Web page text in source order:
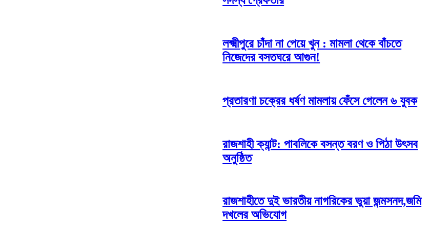
লক্ষ্মীপুরে চাঁদা না পেয়ে খুন : মামলা থেকে বাঁচতে
নিজেদের বসতঘরে আগুন!
প্রতারণা চক্রের ধর্ষণ মামলায় ফেঁসে গেলেন ৬ যুবক
রাজশাহী ক্যান্ট: পাবলিকে বসন্ত বরণ ও পিঠা উৎসব
অনুষ্ঠিত
রাজশাহীতে দুই ভারতীয় নাগরিকের ভুয়া জন্মসনদ,জমি
দখলের অভিযোগ